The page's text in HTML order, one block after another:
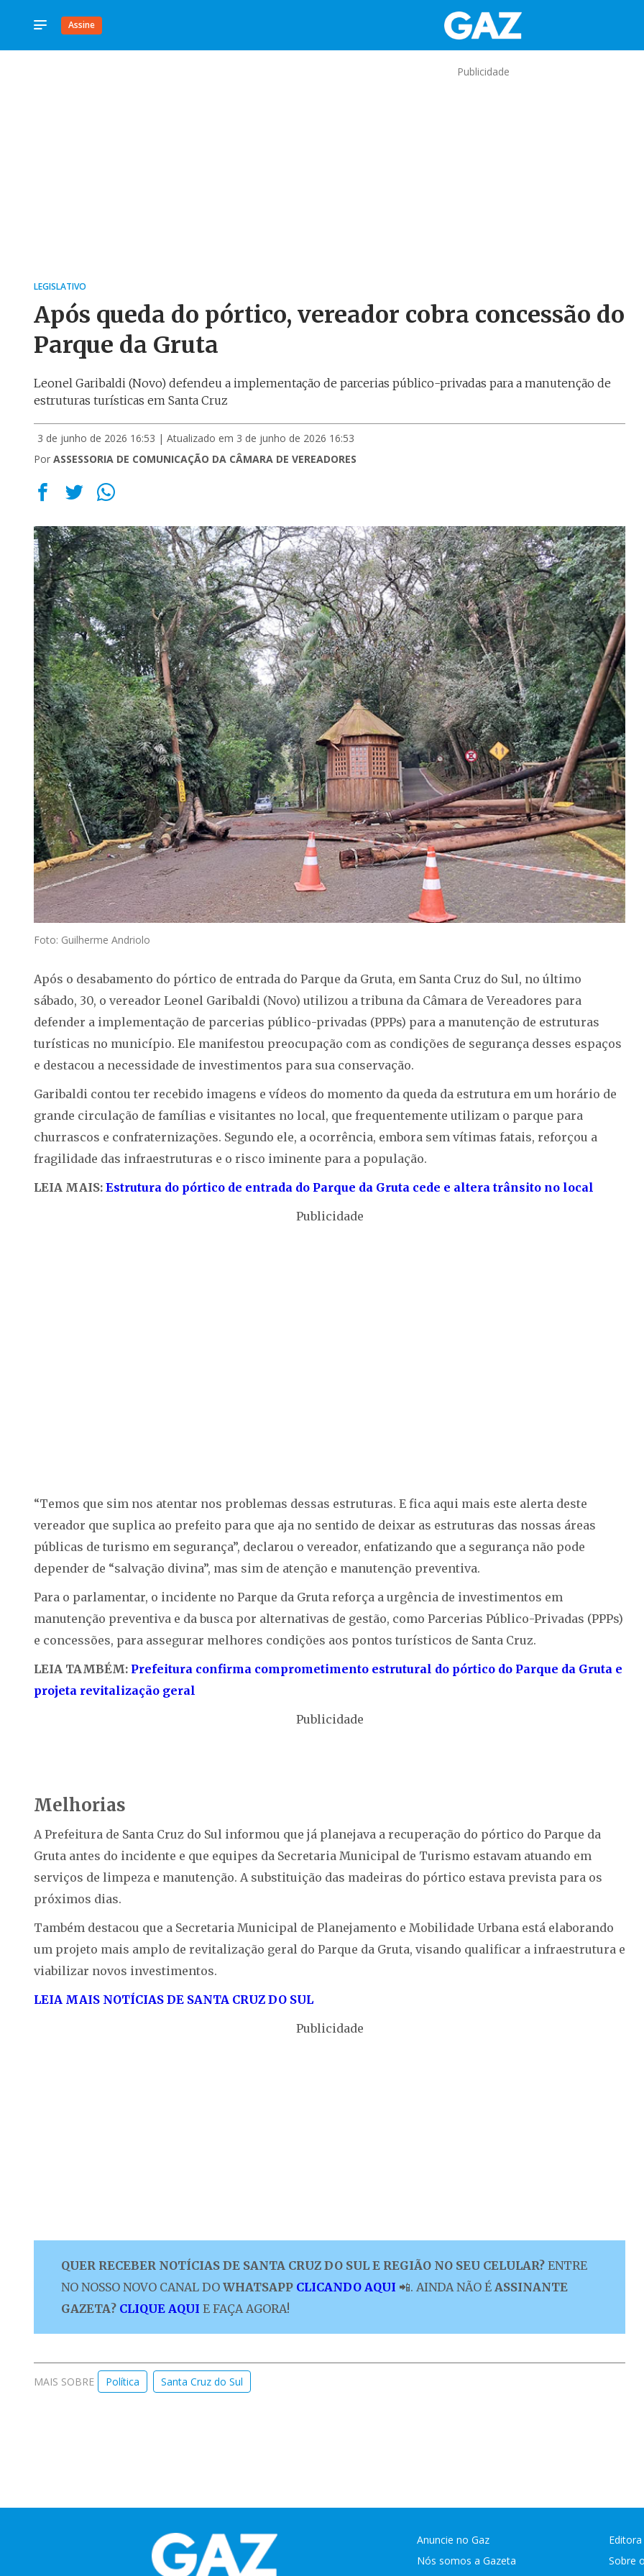
Assine
Publicidade
LEGISLATIVO
Após queda do pórtico, vereador cobra concessão do
Parque da Gruta
Leonel Garibaldi (Novo) defendeu a implementação de parcerias público-privadas para a manutenção de
estruturas turísticas em Santa Cruz
3 de junho de 2026 16:53 | Atualizado em 3 de junho de 2026 16:53
Por ASSESSORIA DE COMUNICAÇÃO DA CÂMARA DE VEREADORES
Foto: Guilherme Andriolo
Após o desabamento do pórtico de entrada do Parque da Gruta, em Santa Cruz do Sul, no último
sábado, 30, o vereador Leonel Garibaldi (Novo) utilizou a tribuna da Câmara de Vereadores para
defender a implementação de parcerias público-privadas (PPPs) para a manutenção de estruturas
turísticas no município. Ele manifestou preocupação com as condições de segurança desses espaços
e destacou a necessidade de investimentos para sua conservação.
Garibaldi contou ter recebido imagens e vídeos do momento da queda da estrutura em um horário de
grande circulação de famílias e visitantes no local, que frequentemente utilizam o parque para
churrascos e confraternizações. Segundo ele, a ocorrência, embora sem vítimas fatais, reforçou a
fragilidade das infraestruturas e o risco iminente para a população.
LEIA MAIS: Estrutura do pórtico de entrada do Parque da Gruta cede e altera trânsito no local
Publicidade
“Temos que sim nos atentar nos problemas dessas estruturas. E fica aqui mais este alerta deste
vereador que suplica ao prefeito para que aja no sentido de deixar as estruturas das nossas áreas
públicas de turismo em segurança”, declarou o vereador, enfatizando que a segurança não pode
depender de “salvação divina”, mas sim de atenção e manutenção preventiva.
Para o parlamentar, o incidente no Parque da Gruta reforça a urgência de investimentos em
manutenção preventiva e da busca por alternativas de gestão, como Parcerias Público-Privadas (PPPs)
e concessões, para assegurar melhores condições aos pontos turísticos de Santa Cruz.
LEIA TAMBÉM: Prefeitura confirma comprometimento estrutural do pórtico do Parque da Gruta e
projeta revitalização geral
Publicidade
Melhorias
A Prefeitura de Santa Cruz do Sul informou que já planejava a recuperação do pórtico do Parque da
Gruta antes do incidente e que equipes da Secretaria Municipal de Turismo estavam atuando em
serviços de limpeza e manutenção. A substituição das madeiras do pórtico estava prevista para os
próximos dias.
Também destacou que a Secretaria Municipal de Planejamento e Mobilidade Urbana está elaborando
um projeto mais amplo de revitalização geral do Parque da Gruta, visando qualificar a infraestrutura e
viabilizar novos investimentos.
LEIA MAIS NOTÍCIAS DE SANTA CRUZ DO SUL
Publicidade
QUER RECEBER NOTÍCIAS DE SANTA CRUZ DO SUL E REGIÃO NO SEU CELULAR? ENTRE
NO NOSSO NOVO CANAL DO WHATSAPP CLICANDO AQUI 📲. AINDA NÃO É ASSINANTE
GAZETA? CLIQUE AQUI E FAÇA AGORA!
MAIS SOBRE Política Santa Cruz do Sul
Anuncie no Gaz
Nós somos a Gazeta
Sobre